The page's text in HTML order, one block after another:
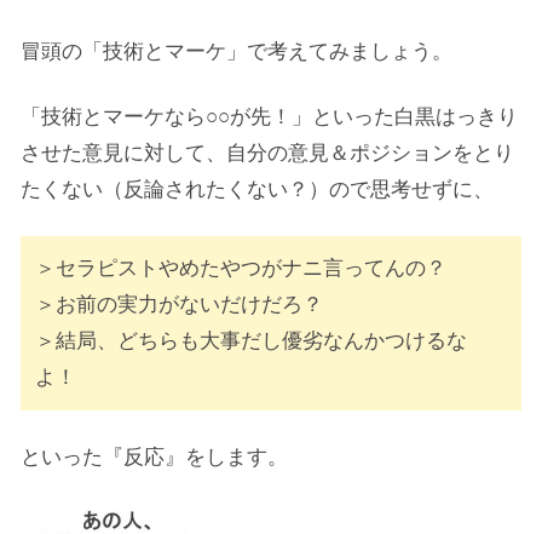
冒頭の「技術とマーケ」で考えてみましょう。
「技術とマーケなら○○が先！」といった白黒はっきり
させた意見に対して、自分の意見＆ポジションをとり
たくない（反論されたくない？）ので思考せずに、
＞セラピストやめたやつがナニ言ってんの？
＞お前の実力がないだけだろ？
＞結局、どちらも大事だし優劣なんかつけるな
よ！
といった『反応』をします。